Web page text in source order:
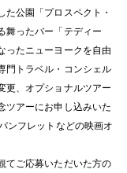
公園「プロスペクト・
舞ったバー「テディー
ったニューヨークを自由
門トラベル・コンシェル
更、オプショナルツアー
ツアーにお申し込みいた
ンフレットなどの映画オ
てご応募いただいた方の